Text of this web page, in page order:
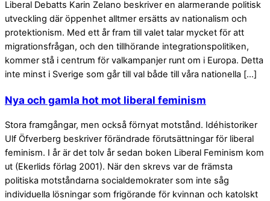
Liberal Debatts Karin Zelano beskriver en alarmerande politisk
utveckling där öppenhet alltmer ersätts av nationalism och
protektionism. Med ett år fram till valet talar mycket för att
migrationsfrågan, och den tillhörande integrationspolitiken,
kommer stå i centrum för valkampanjer runt om i Europa. Detta
inte minst i Sverige som går till val både till våra nationella […]
Nya och gamla hot mot liberal feminism
Stora framgångar, men också förnyat motstånd. Idéhistoriker
Ulf Öfverberg beskriver förändrade förutsättningar för liberal
feminism. I år är det tolv år sedan boken Liberal Feminism kom
ut (Ekerlids förlag 2001). När den skrevs var de främsta
politiska motståndarna socialdemokrater som inte såg
individuella lösningar som frigörande för kvinnan och katolskt